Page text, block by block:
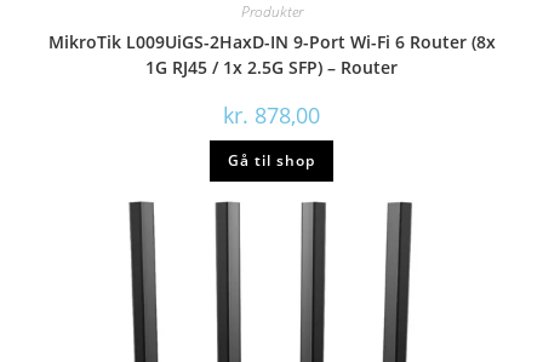
Produkter
MikroTik L009UiGS-2HaxD-IN 9-Port Wi-Fi 6 Router (8x
1G RJ45 / 1x 2.5G SFP) – Router
kr. 878,00
Gå til shop